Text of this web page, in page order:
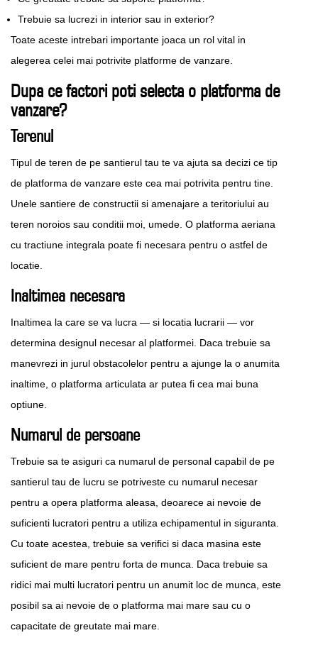
Trebuie sa lucrezi in interior sau in exterior?
Toate aceste intrebari importante joaca un rol vital in
alegerea celei mai potrivite platforme de vanzare.
Dupa ce factori poti selecta o platforma de
vanzare?
Terenul
Tipul de teren de pe santierul tau te va ajuta sa decizi ce tip
de platforma de vanzare este cea mai potrivita pentru tine.
Unele santiere de constructii si amenajare a teritoriului au
teren noroios sau conditii moi, umede. O platforma aeriana
cu tractiune integrala poate fi necesara pentru o astfel de
locatie.
Inaltimea necesara
Inaltimea la care se va lucra — si locatia lucrarii — vor
determina designul necesar al platformei. Daca trebuie sa
manevrezi in jurul obstacolelor pentru a ajunge la o anumita
inaltime, o platforma articulata ar putea fi cea mai buna
optiune.
Numarul de persoane
Trebuie sa te asiguri ca numarul de personal capabil de pe
santierul tau de lucru se potriveste cu numarul necesar
pentru a opera platforma aleasa, deoarece ai nevoie de
suficienti lucratori pentru a utiliza echipamentul in siguranta.
Cu toate acestea, trebuie sa verifici si daca masina este
suficient de mare pentru forta de munca. Daca trebuie sa
ridici mai multi lucratori pentru un anumit loc de munca, este
posibil sa ai nevoie de o platforma mai mare sau cu o
capacitate de greutate mai mare.